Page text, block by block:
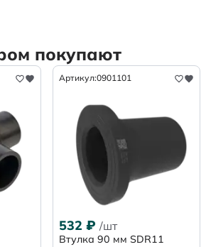
покупают
Артикул:0901101
532 ₽ /шт
Втулка 90 мм SDR11